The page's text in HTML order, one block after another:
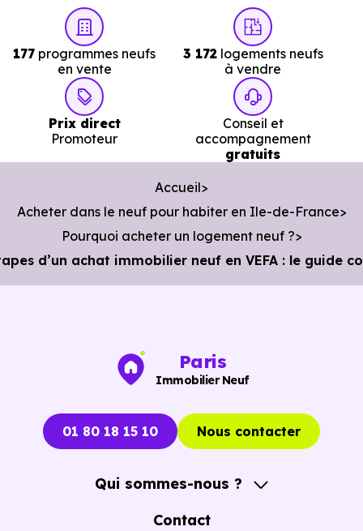
177 programmes neufs
en vente
3 172logements neufs
à vendre
Prix direct
Promoteur
Conseil et
accompagnement
gratuits
Accueil
Acheter dans le neuf pour habiter en Ile-de-France
Pourquoi acheter un logement neuf ?
d’un achat immobilier neuf en VEFA : le guide
Paris
Immobilier Neuf
01 80 18 15 10 Nous contacter
Qui sommes-nous ?
A propos
Contact